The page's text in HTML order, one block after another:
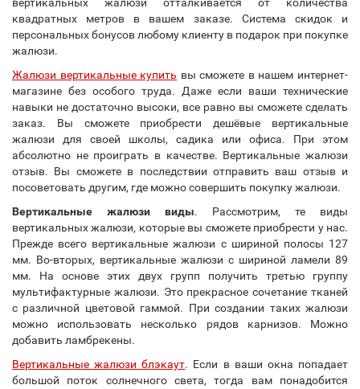
квадратных метров в вашем заказе. Система скидок и
персональных бонусов любому клиенту в подарок при покупке
жалюзи.
Жалюзи вертикальные купить вы сможете в нашем интернет-
магазине без особого труда. Даже если ваши технические
навыки не достаточно высоки, все равно вы сможете сделать
заказ. Вы сможете приобрести дешёвые вертикальные
жалюзи для своей школы, садика или офиса. При этом
абсолютно не проиграть в качестве. Вертикальные жалюзи
отзыв. Вы сможете в последствии отправить ваш отзыв и
посоветовать другим, где можно совершить покупку жалюзи.
Вертикальные жалюзи виды. Рассмотрим, те виды
вертикальных жалюзи, которые вы сможете приобрести у нас.
Прежде всего вертикальные жалюзи с шириной полосы 127
мм. Во-вторых, вертикальные жалюзи с шириной ламели 89
мм. На основе этих двух групп получить третью группу
мультифактурные жалюзи. Это прекрасное сочетание тканей
с различной цветовой гаммой. При создании таких жалюзи
можно использовать несколько рядов карнизов. Можно
добавить ламбрекены.
Вертикальные жалюзи блэкаут. Если в ваши окна попадает
большой поток солнечного света, тогда вам понадобится